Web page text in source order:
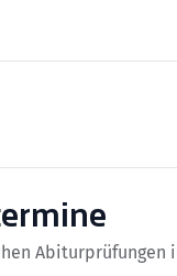
Abiturprüfungen